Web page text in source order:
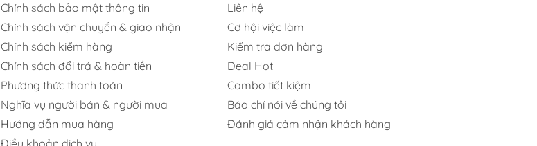
Chính sách bảo mật thông tin
Chính sách vận chuyển & giao nhận
Chính sách kiểm hàng
Chính sách đổi trả & hoàn tiền
Phương thức thanh toán
Nghĩa vụ người bán & người mua
Hướng dẫn mua hàng
Liên hệ
Cơ hội việc làm
Kiểm tra đơn hàng
Deal Hot
Combo tiết kiệm
Báo chí nói về chúng tôi
Đánh giá cảm nhận khách hàng